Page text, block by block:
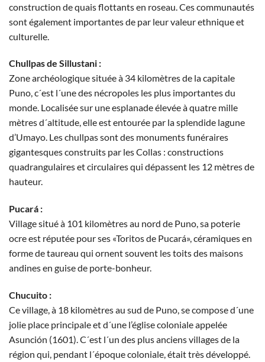
construction de quais flottants en roseau. Ces communautés
sont également importantes de par leur valeur ethnique et
culturelle.
Chullpas de Sillustani :
Zone archéologique située à 34 kilomètres de la capitale
Puno, c´est l´une des nécropoles les plus importantes du
monde. Localisée sur une esplanade élevée à quatre mille
mètres d´altitude, elle est entourée par la splendide lagune
d’Umayo. Les chullpas sont des monuments funéraires
gigantesques construits par les Collas : constructions
quadrangulaires et circulaires qui dépassent les 12 mètres de
hauteur.
Pucará :
Village situé à 101 kilomètres au nord de Puno, sa poterie
ocre est réputée pour ses «Toritos de Pucará», céramiques en
forme de taureau qui ornent souvent les toits des maisons
andines en guise de porte-bonheur.
Chucuito :
Ce village, à 18 kilomètres au sud de Puno, se compose d´une
jolie place principale et d´une l’église coloniale appelée
Asunción (1601). C´est l´un des plus anciens villages de la
région qui, pendant l´époque coloniale, était très développé.